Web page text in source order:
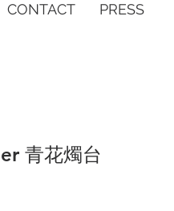
CONTACT PRESS
青花燭台